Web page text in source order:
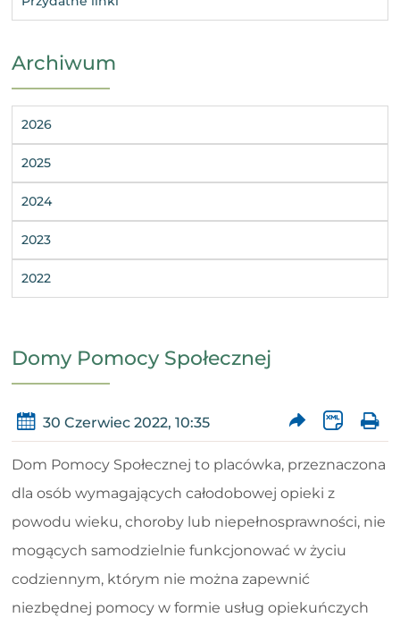
Archiwum
2026
2025
2024
2023
2022
Domy Pomocy Społecznej
30 Czerwiec 2022, 10:35
Dom Pomocy Społecznej to placówka, przeznaczona
dla osób wymagających całodobowej opieki z
powodu wieku, choroby lub niepełnosprawności, nie
mogących samodzielnie funkcjonować w życiu
codziennym, którym nie można zapewnić
niezbędnej pomocy w formie usług opiekuńczych